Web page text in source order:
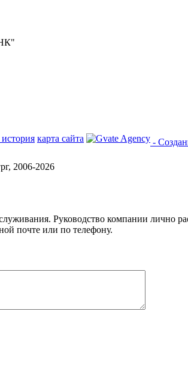
карта сайта -
2006-2026
Руководство компании лично
почте или по телефону.